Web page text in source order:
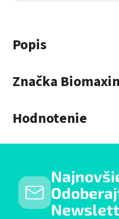
Popis
Značka
Hodnotenie